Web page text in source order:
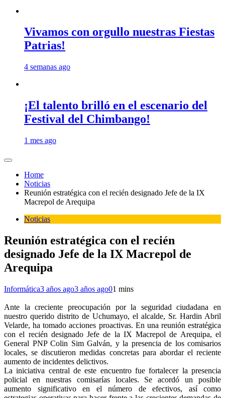
Vivamos con orgullo nuestras Fiestas
Patrias!
4 semanas ago
¡El talento brilló en el escenario del
Festival del Chimbango!
1 mes ago
Home
Noticias
Reunión estratégica con el recién designado Jefe de la IX
Macrepol de Arequipa
Noticias
Reunión estratégica con el recién
designado Jefe de la IX Macrepol de
Arequipa
Informática3 años ago3 años ago01 mins
Ante la creciente preocupación por la seguridad ciudadana en
nuestro querido distrito de Uchumayo, el alcalde, Sr. Hardin Abril
Velarde, ha tomado acciones proactivas. En una reunión estratégica
con el recién designado Jefe de la IX Macrepol de Arequipa, el
General PNP Colin Sim Galván, y la presencia de los comisarios
locales, se discutieron medidas concretas para abordar el reciente
aumento de incidentes delictivos.
La iniciativa central de este encuentro fue fortalecer la presencia
policial en nuestras comisarías locales. Se acordó un posible
aumento significativo en el número de efectivos, así como